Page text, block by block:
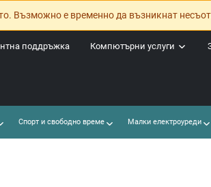
Възможно е временно да възникнат
Компютърни услуги
поддръжка
Спорт и свободно време Малки електроуреди